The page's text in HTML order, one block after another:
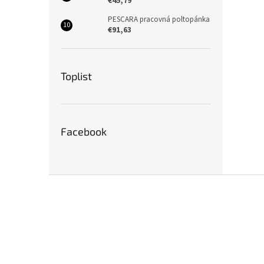
PESCARA pracovná poltopánka
€91,63
Toplist
Facebook